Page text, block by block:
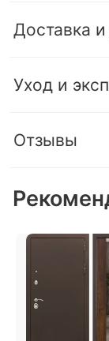
Доставка и
Уход и
Отзывы